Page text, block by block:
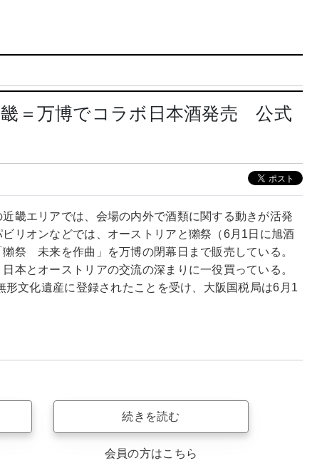
＝万博でコラボ日本酒発売 公式
畿エリアでは、会場の内外で酒類に関する動きが活発
リオンなどでは、オーストリアと獺祭（6月1日に旭酒
祭 未来を作曲」を万博の閉幕日まで販売している。
本とオーストリアの交流の深まりに一役買っている。
文化遺産に登録されたことを受け、大阪国税局は6月1
続きを読む
会員の方はこちら